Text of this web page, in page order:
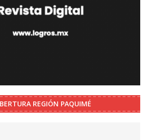
REGIÓN PAQUIMÉ